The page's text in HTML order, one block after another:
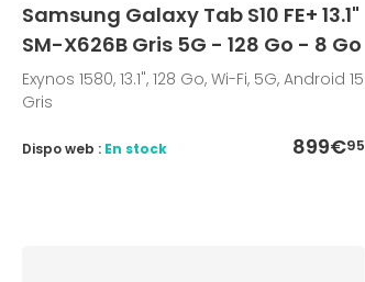
Samsung Galaxy Tab S10 FE+ 13.1"
SM-X626B Gris 5G - 128 Go - 8 Go
Exynos 1580, 13.1", 128 Go, Wi-Fi, 5G, Android 15
Gris
899€95
Dispo web : En stock